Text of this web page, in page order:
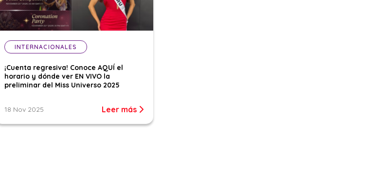
INTERNACIONALES
¡Cuenta regresiva! Conoce AQUÍ el
horario y dónde ver EN VIVO la
preliminar del Miss Universo 2025
18 Nov 2025 Leer más